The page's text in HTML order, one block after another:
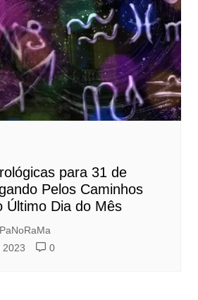
para 31 de
Pelos Caminhos
Último Dia do Mês
2023
0